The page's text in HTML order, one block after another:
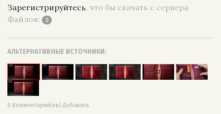
Зарегистрируйтесь, что бы скачать с сервера
Файлов:
2
АЛЬТЕРНАТИВНЫЕ ИСТОЧНИКИ:
0 Комментарий(ев) Добавить